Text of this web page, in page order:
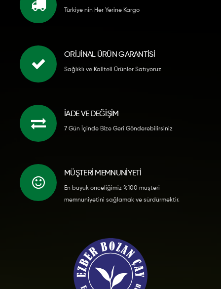
Türkiye nin Her Yerine Kargo
ORİJİNAL ÜRÜN GARANTİSİ
Sağlıklı ve Kaliteli Ürünler Satıyoruz
İADE VE DEĞİŞİM
7 Gün İçinde Bize Geri Gönderebilirsiniz
MÜŞTERI MEMNUNIYETI
En büyük önceliğimiz %100 müşteri
memnuniyetini sağlamak ve sürdürmektir.